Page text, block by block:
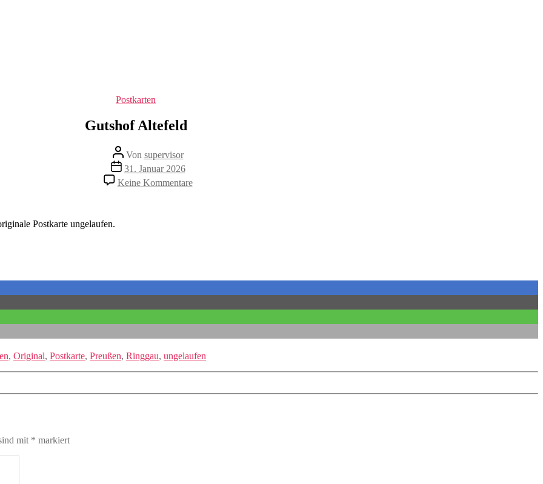
Kategorien
Postkarten
Gutshof Altefeld
Beitragsautor
Von supervisor
Veröffentlichungsdatum
31. Januar 2026
Keine Kommentarezu
Gutshof
Postkarte ungelaufen.
, Original, Postkarte, Preußen, Ringgau, ungelaufen
mit * markiert